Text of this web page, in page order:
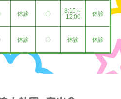
休診 〇
8:15～
12:00
休診
休診 〇 休診 休診